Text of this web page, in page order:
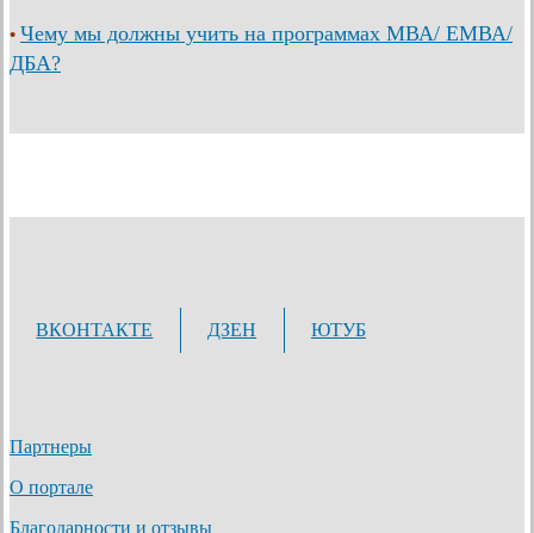
• Чему мы должны учить на программах МВА/ ЕМВА/
ДБА?
ВКОНТАКТЕ ДЗЕН ЮТУБ
Партнеры
О портале
Благодарности и отзывы